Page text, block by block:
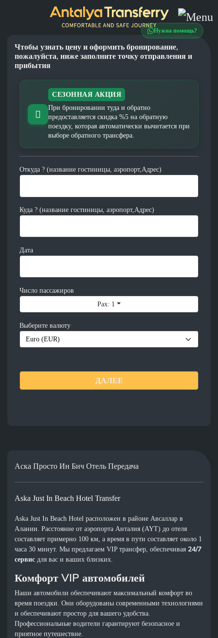
Нужна помощь?
Чтобы узнать цену и оформить бронирование,
пожалуйста, ниже заполните точку отправления и
прибытия
СЕЗОННАЯ АКЦИЯ
При бронировании туда и обратно
предоставляется скидка %5 на обратную
поездку, которая автоматически вычитается при
выборе обратного трансфера.
Откуда ? (название гостиницы, аэропорт,Адрес)
Куда ? (название гостиницы, аэропорт,Адрес)
Дата
Число пассажиров
Pax: 1
Выберите валюту
ДАЛЕЕ
Аска Просто Ин Бич Отель Передача
Aska Just In Beach Hotel Transfer
Aska Just In Beach Hotel расположен в районе Авсаллар в
Алании. Расстояние от аэропорта Анталия (AYT) до отеля
составляет примерно 100 км, а время в пути составляет около 1
часа 30 минут. Мы предлагаем VIP трансфер, обеспечивая24/7
сервис для вас и ваших близких.
Комфорт VIP автомобилей
Наши автомобили обеспечивают максимальный комфорт во
время поездки. Они оборудованы современными технологиями
и обеспечивают простор для вашего удобства.
Профессиональные водители гарантируют безопасное и
приятное путешествие.